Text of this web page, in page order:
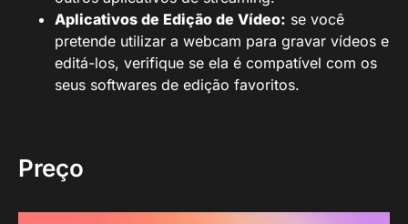
Aplicativos de Edição de Vídeo: se você
pretende utilizar a webcam para gravar vídeos e
editá-los, verifique se ela é compatível com os
seus softwares de edição favoritos.
Preço